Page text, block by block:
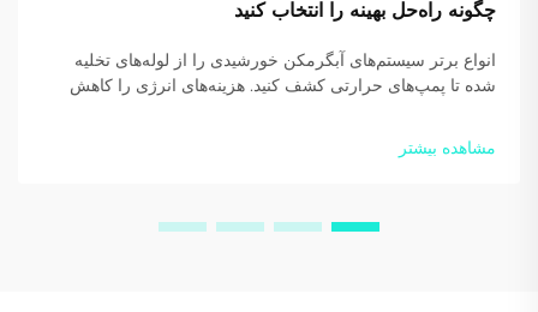
چگونه راه‌حل بهینه را انتخاب کنید
انواع برتر سیستم‌های آبگرمکن خورشیدی را از لوله‌های تخلیه
شده تا پمپ‌های حرارتی کشف کنید. هزینه‌های انرژی را کاهش
دریافت کنید.
مشاهده بیشتر